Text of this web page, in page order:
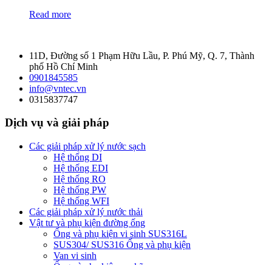
Read more
11D, Đường số 1 Phạm Hữu Lầu, P. Phú Mỹ, Q. 7, Thành
phố Hồ Chí Minh
0901845585
info@vntec.vn
0315837747
Dịch vụ và giải pháp
Các giải pháp xử lý nước sạch
Hệ thống DI
Hệ thống EDI
Hệ thống RO
Hệ thống PW
Hệ thống WFI
Các giải pháp xử lý nước thải
Vật tư và phụ kiện đường ống
Ống và phụ kiện vi sinh SUS316L
SUS304/ SUS316 Ống và phụ kiện
Van vi sinh